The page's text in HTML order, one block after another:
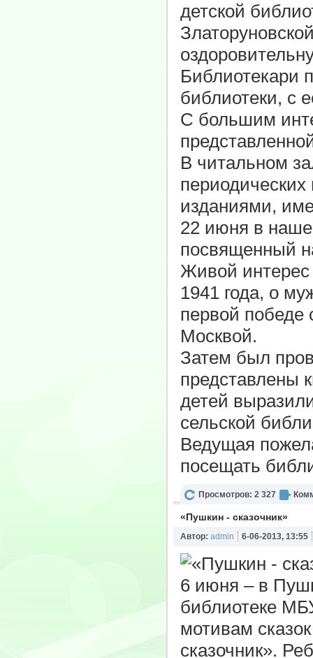
детской
Библиотекари
библиотеки, с
С большим
В читальном
изданиями,
22 июня в
посвященный
Живой интерес
1941 года, о
первой победе
Москвой.
Затем был
представлены
детей
сельской
Ведущая
посещать
Просмотров: 2 327
«Пушкин - сказочник»
Автор: admin 6-06-2013, 13:55
6 июня – в
библиотеке
мотивам
сказочник».